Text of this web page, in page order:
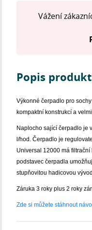
Vážení
Popis
Výkonné čerpadlo pro
kompaktní konstrukcí a
Naplocho sající čerpadlo je
l/hod. Čerpadlo je
Universal 12000 má
podstavec čerpadla
stupňovitou hadicovou
Záruka 3 roky plus 2 roky
Zde si můžete stáhnout